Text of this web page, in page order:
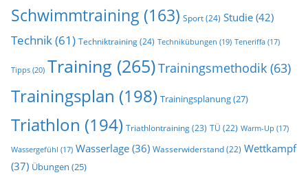
Schwimmtraining (163) Sport(24) Studie (42)
Technik(61) Techniktraining(24) Technikübungen (19) Teneriffa (17)
Tipps (20) Training (265)Trainingsmethodik (63)
Trainingsplan (198) Trainingsplanung(27)
Triathlon (194) Triathlontraining(23) TÜ (22) Warm-Up (17)
Wassergefühl (17) Wasserlage (36) Wasserwiderstand(22) Wettkampf
(37) Übungen (25)